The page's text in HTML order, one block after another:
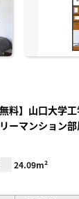
料】山口大学
ーマンション部
24.09m²